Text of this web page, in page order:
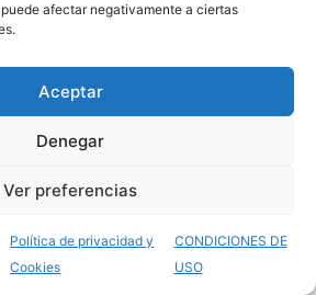
afectar negativamente a ciertas
Aceptar
Denegar
Ver preferencias
Política de privacidad y
Cookies
CONDICIONES DE
USO
del Grado
Cocina y